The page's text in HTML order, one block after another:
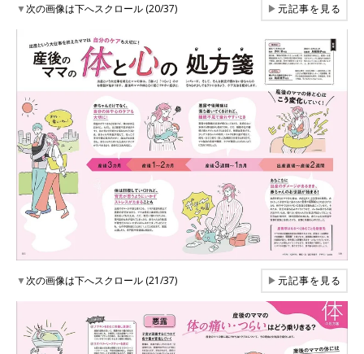
▼次の画像は下へスクロール (20/37) ▶元記事を見る
▼次の画像は下へスクロール (21/37) ▶元記事を見る